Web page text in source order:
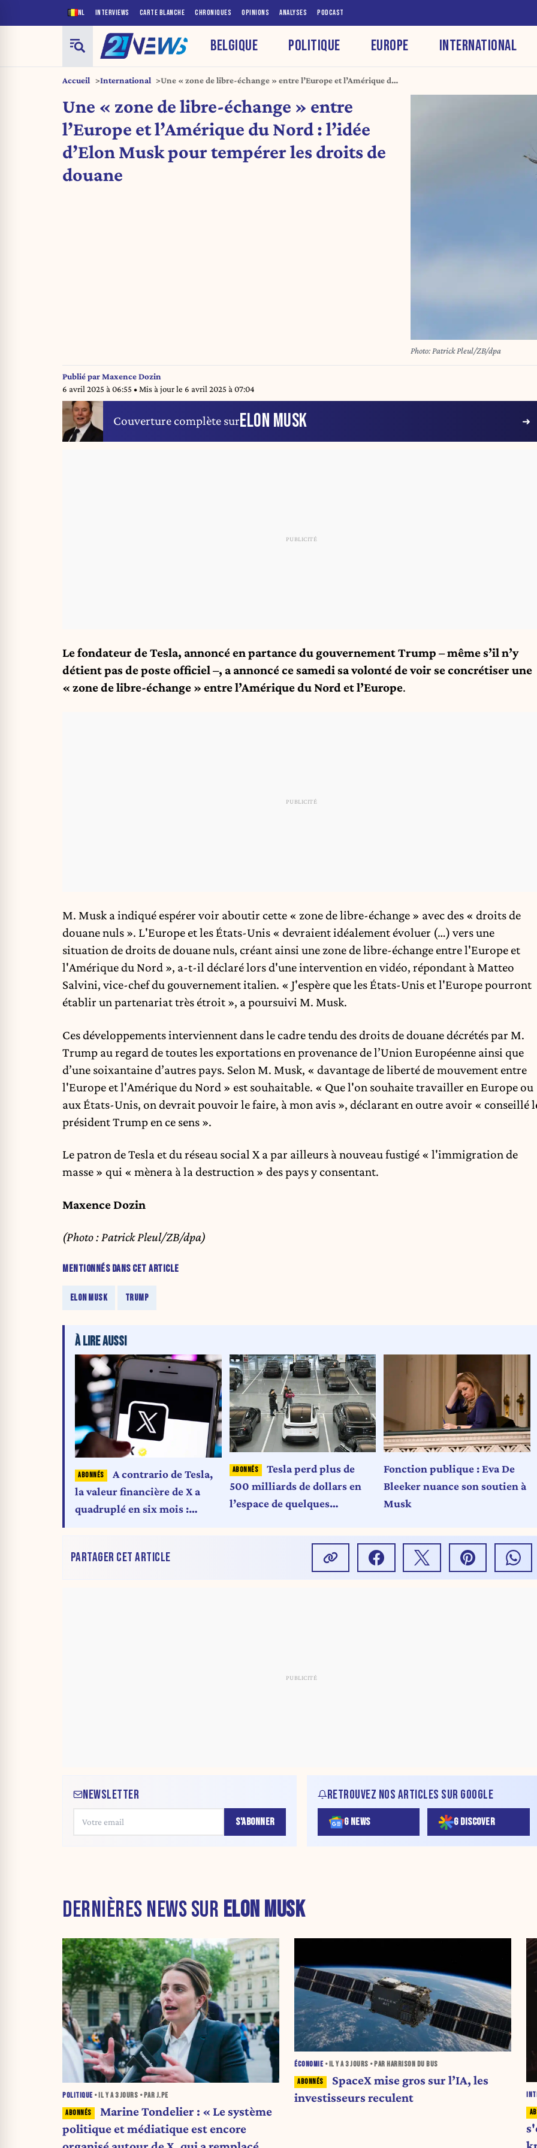
NL INTERVIEWS CARTE BLANCHE CHRONIQUES OPINIONS ANALYSES PODCAST
BELGIQUE POLITIQUE EUROPE INTERNATIONAL
Accueil International
Une « zone de libre-échange » entre l’Europe et l’Amérique du
Une « zone de libre-échange » entre
l’Europe et l’Amérique du Nord : l’idée
d’Elon Musk pour tempérer les droits de
douane
Photo: Patrick Pleul/ZB/dpa
Publié parMaxence Dozin
6 avril 2025 à 06:55 • Mis à jour le 6 avril 2025 à 07:04
Couverture complète surELON MUSK
Le fondateur de Tesla, annoncé en partance du gouvernement Trump – même s’il n’y
détient pas de poste officiel –, a annoncé ce samedi sa volonté de voir se concrétiser une
« zone de libre-échange » entre l’Amérique du Nord et l’Europe.
M. Musk a indiqué espérer voir aboutir cette « zone de libre-échange » avec des « droits de
douane nuls ». L'Europe et les États-Unis « devraient idéalement évoluer (…) vers une
situation de droits de douane nuls, créant ainsi une zone de libre-échange entre l'Europe et
l'Amérique du Nord », a-t-il déclaré lors d'une intervention en vidéo, répondant à Matteo
Salvini, vice-chef du gouvernement italien. « J'espère que les États-Unis et l'Europe pourront
établir un partenariat très étroit », a poursuivi M. Musk.
Ces développements interviennent dans le cadre tendu des droits de douane décrétés par M.
Trump au regard de toutes les exportations en provenance de l’Union Européenne ainsi que
d’une soixantaine d’autres pays. Selon M. Musk, « davantage de liberté de mouvement entre
l'Europe et l'Amérique du Nord » est souhaitable. « Que l'on souhaite travailler en Europe ou
aux États-Unis, on devrait pouvoir le faire, à mon avis », déclarant en outre avoir « conseillé
président Trump en ce sens ».
Le patron de Tesla et du réseau social X a par ailleurs à nouveau fustigé « l'immigration de
masse » qui « mènera à la destruction » des pays y consentant.
Maxence Dozin
(Photo : Patrick Pleul/ZB/dpa)
MENTIONNÉS DANS CET ARTICLE
ELON MUSK TRUMP
À LIRE AUSSI
A contrario de Tesla,
la valeur financière de X a
quadruplé en six mois :
Tesla perd plus de
500 milliards de dollars en
l’espace de quelques
Fonction publique : Eva De
Bleeker nuance son soutien à
Musk
PARTAGER CET ARTICLE
NEWSLETTER
S'ABONNER
RETROUVEZ NOS ARTICLES SUR GOOGLE
G NEWS G DISCOVER
DERNIÈRES NEWS SUR ELON MUSK
POLITIQUE • IL Y A3 JOURS • PAR J.PE
Marine Tondelier : « Le système
politique et médiatique est encore
ÉCONOMIE • IL Y A3 JOURS • PAR HARRISON DU BUS
SpaceX mise gros sur l’IA, les
investisseurs reculent